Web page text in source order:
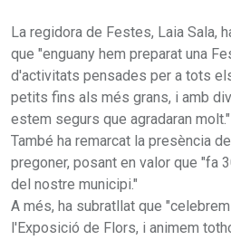
La regidora de Festes, Laia Sala,
que "enguany hem preparat una
d'activitats pensades per a tots
petits fins als més grans, i amb
estem segurs que agradaran molt."
També ha remarcat la presència
pregoner, posant en valor que "fa
del nostre municipi."
A més, ha subratllat que
l'Exposició de Flors, i animem